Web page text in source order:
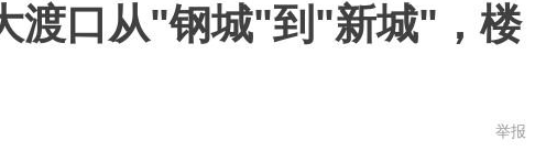
渡口从"钢城"到"新城"，楼
举报